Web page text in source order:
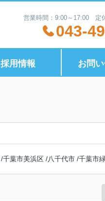
営業時間：9:00～17:00 定
043-
採用情報 お問
/千葉市美浜区 /八千代市 /千葉市